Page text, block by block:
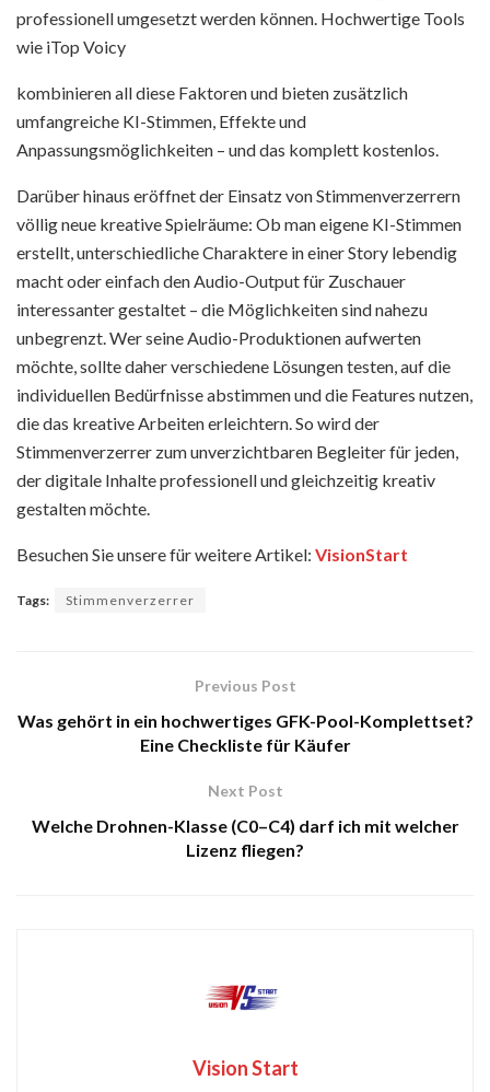
professionell umgesetzt werden können. Hochwertige Tools
wie iTop Voicy
kombinieren all diese Faktoren und bieten zusätzlich
umfangreiche KI-Stimmen, Effekte und
Anpassungsmöglichkeiten – und das komplett kostenlos.
Darüber hinaus eröffnet der Einsatz von Stimmenverzerrern
völlig neue kreative Spielräume: Ob man eigene KI-Stimmen
erstellt, unterschiedliche Charaktere in einer Story lebendig
macht oder einfach den Audio-Output für Zuschauer
interessanter gestaltet – die Möglichkeiten sind nahezu
unbegrenzt. Wer seine Audio-Produktionen aufwerten
möchte, sollte daher verschiedene Lösungen testen, auf die
individuellen Bedürfnisse abstimmen und die Features nutzen,
die das kreative Arbeiten erleichtern. So wird der
Stimmenverzerrer zum unverzichtbaren Begleiter für jeden,
der digitale Inhalte professionell und gleichzeitig kreativ
gestalten möchte.
Besuchen Sie unsere für weitere Artikel: VisionStart
Tags: Stimmenverzerrer
Previous Post
Was gehört in ein hochwertiges GFK-Pool-Komplettset?
Eine Checkliste für Käufer
Next Post
Welche Drohnen-Klasse (C0–C4) darf ich mit welcher
Lizenz fliegen?
Vision Start